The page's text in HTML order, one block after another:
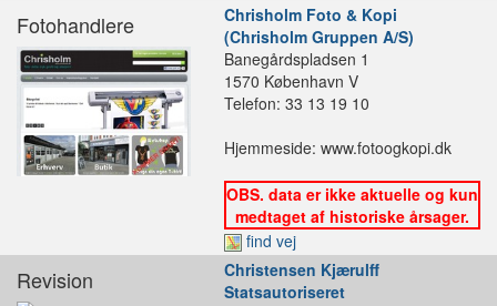
Fotohandlere
Chrisholm Foto & Kopi
(Chrisholm Gruppen A/S)
Banegårdspladsen 1
1570 København V
Telefon: 33 13 19 10
Hjemmeside: www.fotoogkopi.dk
OBS. data er ikke aktuelle og kun
medtaget af historiske årsager.
find vej
Revision
Christensen Kjærulff
Statsautoriseret